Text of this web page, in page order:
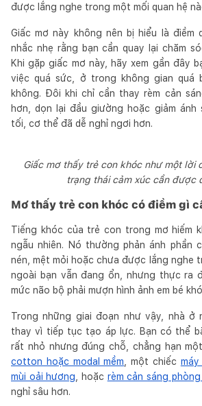
được lắng nghe trong một mối quan hệ
Giấc mơ này không nên bị hiểu là điềm
nhắc nhẹ rằng bạn cần quay lại chăm
Khi gặp giấc mơ này, hãy xem gần đây
việc quá sức, ở trong không gian quá
không. Đôi khi chỉ cần thay rèm cản
hơn, dọn lại đầu giường hoặc giảm ánh
tối, cơ thể đã dễ nghỉ ngơi hơn.
Giấc mơ thấy trẻ con khóc như một lời
trạng thái cảm xúc cần được
Mơ thấy trẻ con khóc có điềm gì
Tiếng khóc của trẻ con trong mơ hiếm
ngẫu nhiên. Nó thường phản ánh phần
nén, mệt mỏi hoặc chưa được lắng nghe
ngoài bạn vẫn đang ổn, nhưng thực ra
mức não bộ phải mượn hình ảnh em bé
Trong những giai đoạn như vậy, nhà ở
thay vì tiếp tục tạo áp lực. Bạn có thể
rất nhỏ nhưng đúng chỗ, chẳng hạn một
cotton hoặc modal mềm , một chiếc
mùi oải hương , hoặc rèm cản sáng
nghỉ sâu hơn.